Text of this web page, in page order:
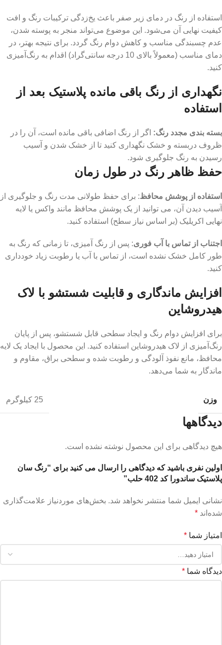
استفاده از رنگ در دمای زیر صفر باعث یخ‌زدگی ترکیبات رنگ و افت
کیفیت نهایی آن می‌شود. این موضوع می‌تواند منجر به پوسته شدن،
عدم چسبندگی مناسب و کاهش دوام رنگ گردد. برای نتیجه بهتر، در
دمای مناسب (معمولاً بالای 10 درجه سانتی‌گراد) اقدام به رنگ‌آمیزی
کنید.
نگهداری از رنگ باقی مانده پلاستیک بعد از
استفاده
بسته بندی مجدد رنگ: اگر از رنگ اضافی باقی مانده است، آن را در
ظروف دربسته و خشک نگهداری کنید تا از خشک شدن و آسیب
رسیدن به رنگ جلوگیری شود.
حفظ ظاهر رنگ در طول زمان
استفاده از پوشش محافظ: برای حفظ طولانی ‌مدت رنگ و جلوگیری از
آسیب دیدن آن، می ‌توانید از یک پوشش محافظ مانند واکس یا لایه
نهایی اکریلیک (بر اساس نیاز سطح) استفاده کنید.
اجتناب از تماس با آب فوری: پس از رنگ‌ آمیزی، تا زمانی که رنگ به‌
طور کامل خشک نشده است، از تماس با آب یا رطوبت زیاد خودداری
کنید.
افزایش ماندگاری و قابلیت شستشو با لاک
هیدروشاین
برای افزایش دوام رنگ و ایجاد سطحی قابل شستشو، پس از پایان
رنگ‌آمیزی از لاک هیدروشاین استفاده کنید. این محصول با ایجاد یک لایه
محافظ، مانع نفوذ آلودگی و رطوبت شده و سطحی براق، مقاوم و
ماندگار به شما می‌دهد.
وزن 25 کیلوگرم
دیدگاهها
هیچ دیدگاهی برای این محصول نوشته نشده است.
اولین نفری باشید که دیدگاهی را ارسال می کنید برای “رنگ سان
پلاستیک ساندورا کد 402 حلب”
نشانی ایمیل شما منتشر نخواهد شد. بخش‌های موردنیاز علامت‌گذاری
شده‌اند *
امتیاز شما *
دیدگاه شما *